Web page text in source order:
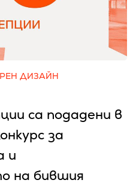
ДИЗАЙН
са подадени в
за
и
на бившия